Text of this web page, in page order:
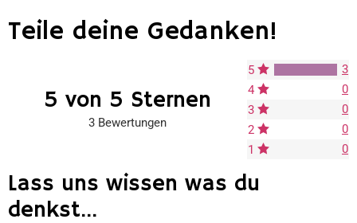
Teile deine Gedanken!
5 von 5 Sternen
3 Bewertungen
5
3
4
0
3
0
2
0
1
0
Lass uns wissen was du
denkst...